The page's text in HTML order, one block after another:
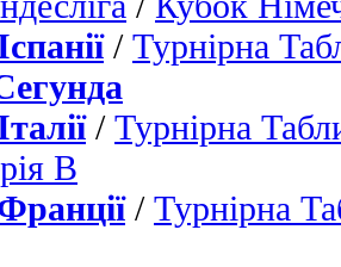
/ Турнірна
/ Турнірна
B
/ Турнірна